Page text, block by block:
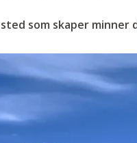
som skaper